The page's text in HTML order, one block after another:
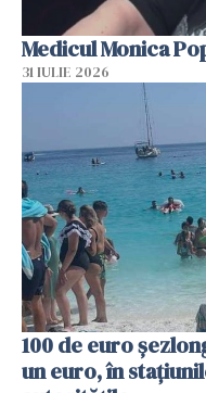
Medicul Monica
31 IULIE 2026
100 de euro
un euro, în